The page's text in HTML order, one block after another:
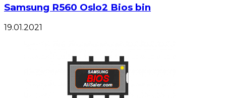
Samsung R560 Oslo2 Bios bin
19.01.2021